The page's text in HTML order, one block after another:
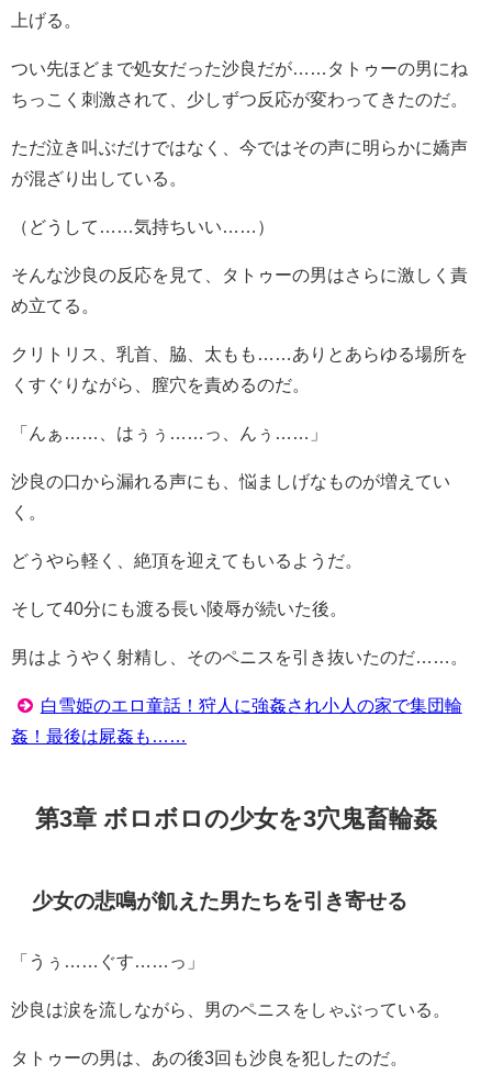
上げる。
つい先ほどまで処女だった沙良だが……タトゥーの男にね
ちっこく刺激されて、少しずつ反応が変わってきたのだ。
ただ泣き叫ぶだけではなく、今ではその声に明らかに嬌声
が混ざり出している。
（どうして……気持ちいい……）
そんな沙良の反応を見て、タトゥーの男はさらに激しく責
め立てる。
クリトリス、乳首、脇、太もも……ありとあらゆる場所を
くすぐりながら、膣穴を責めるのだ。
「んぁ……、はぅぅ……っ、んぅ……」
沙良の口から漏れる声にも、悩ましげなものが増えてい
く。
どうやら軽く、絶頂を迎えてもいるようだ。
そして40分にも渡る長い陵辱が続いた後。
男はようやく射精し、そのペニスを引き抜いたのだ……。
白雪姫のエロ童話！狩人に強姦され小人の家で集団輪
姦！最後は屍姦も……
第3章 ボロボロの少女を3穴鬼畜輪姦
少女の悲鳴が飢えた男たちを引き寄せる
「うぅ……ぐす……っ」
沙良は涙を流しながら、男のペニスをしゃぶっている。
タトゥーの男は、あの後3回も沙良を犯したのだ。